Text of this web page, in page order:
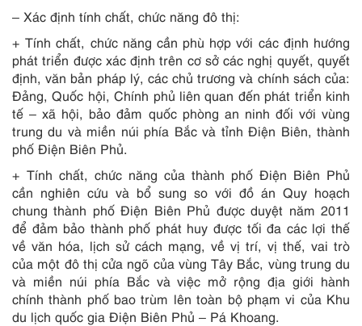
– Xác định tính chất, chức năng đô thị:
+ Tính chất, chức năng cần phù hợp với các định hướng
phát triển được xác định trên cơ sở các nghị quyết, quyết
định, văn bản pháp lý, các chủ trương và chính sách của:
Đảng, Quốc hội, Chính phủ liên quan đến phát triển kinh
tế – xã hội, bảo đảm quốc phòng an ninh đối với vùng
trung du và miền núi phía Bắc và tỉnh Điện Biên, thành
phố Điện Biên Phủ.
+ Tính chất, chức năng của thành phố Điện Biên Phủ
cần nghiên cứu và bổ sung so với đồ án Quy hoạch
chung thành phố Điện Biên Phủ được duyệt năm 2011
để đảm bảo thành phố phát huy được tối đa các lợi thế
về văn hóa, lịch sử cách mạng, về vị trí, vị thế, vai trò
của một đô thị cửa ngõ của vùng Tây Bắc, vùng trung du
và miền núi phía Bắc và việc mở rộng địa giới hành
chính thành phố bao trùm lên toàn bộ phạm vi của Khu
du lịch quốc gia Điện Biên Phủ – Pá Khoang.